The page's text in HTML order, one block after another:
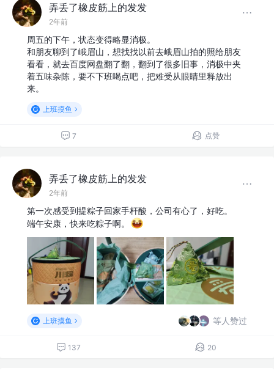
弄丢了橡皮筋上的发发
2年前
周五的下午，状态变得略显消极。
和朋友聊到了峨眉山，想找找以前去峨眉山拍的照给朋友
看看，就去百度网盘翻了翻，翻到了很多旧事，消极中夹
着五味杂陈，要不下班喝点吧，把难受从眼睛里释放出
来。
上班摸鱼
7 点赞
弄丢了橡皮筋上的发发
2年前
第一次感受到提粽子回家手杆酸，公司有心了，好吃。
端午安康，快来吃粽子啊。
上班摸鱼 等人赞过
137 20